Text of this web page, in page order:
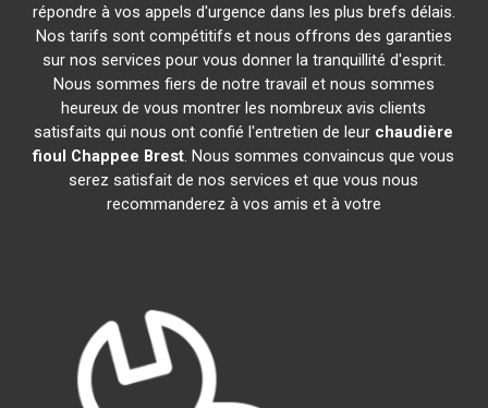
répondre à vos appels d'urgence dans les plus brefs délais.
Nos tarifs sont compétitifs et nous offrons des garanties
sur nos services pour vous donner la tranquillité d'esprit.
Nous sommes fiers de notre travail et nous sommes
heureux de vous montrer les nombreux avis clients
satisfaits qui nous ont confié l'entretien de leur chaudière
fioul Chappee Brest. Nous sommes convaincus que vous
serez satisfait de nos services et que vous nous
recommanderez à vos amis et à votre